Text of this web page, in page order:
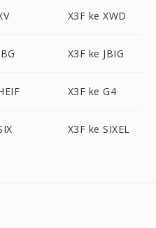
X3F ke XWD
X3F ke JBIG
X3F ke G4
X3F ke SIXEL